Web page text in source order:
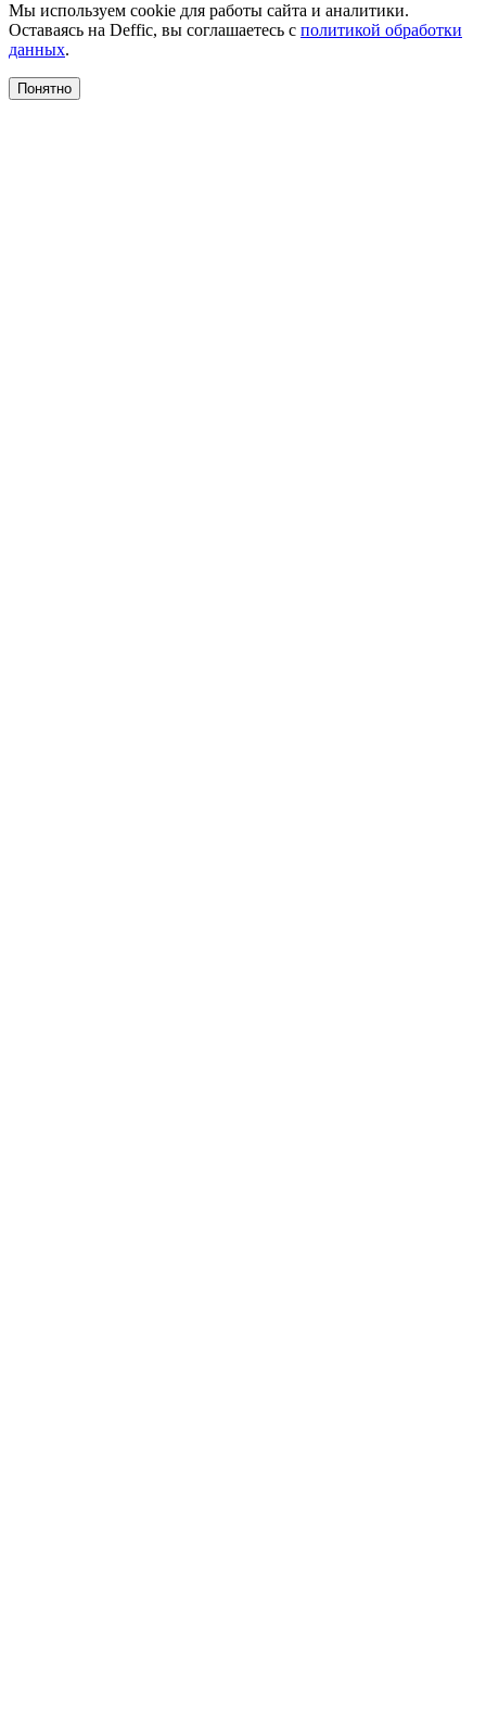
Мы используем cookie для работы сайта и аналитики.
Оставаясь на Deffic, вы соглашаетесь с политикой обработки
данных.
Понятно